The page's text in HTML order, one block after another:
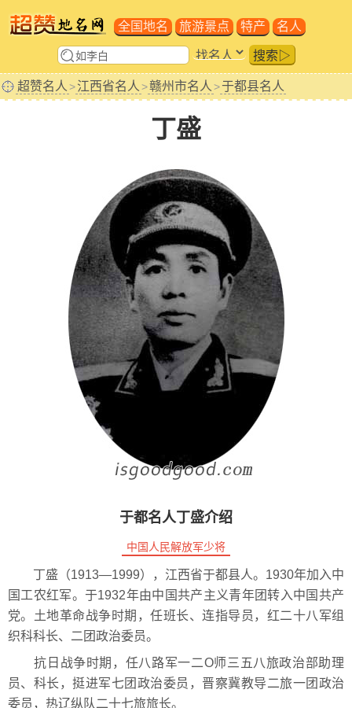
全国地名 旅游景点 特产 名人
搜索▷
超赞名人 >江西省名人 >赣州市名人 >于都县名人
丁盛
于都名人丁盛介绍
中国人民解放军少将
丁盛（1913—1999），江西省于都县人。1930年加入中
国工农红军。于1932年由中国共产主义青年团转入中国共产
党。土地革命战争时期，任班长、连指导员，红二十八军组
织科科长、二团政治委员。
抗日战争时期，任八路军一二O师三五八旅政治部助理
员、科长，挺进军七团政治委员，晋察冀教导二旅一团政治
委员，热辽纵队二十七旅旅长。